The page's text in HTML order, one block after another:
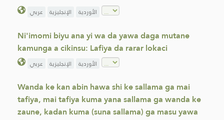
عربي الإنجليزية الأوردية
Ni'imomi biyu ana yi wa da yawa daga mutane
kamunga a cikinsu: Lafiya da rarar lokaci
عربي الإنجليزية الأوردية
Wanda ke kan abin hawa shi ke sallama ga mai
tafiya, mai tafiya kuma yana sallama ga wanda ke
zaune, kadan kuma (suna sallama) ga masu yawa